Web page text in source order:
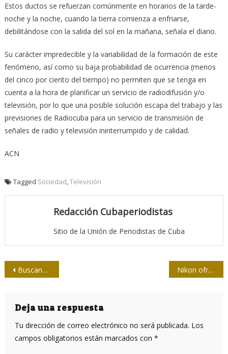
Estos ductos se refuerzan comúnmente en horarios de la tarde-
noche y la noche, cuando la tierra comienza a enfriarse,
debilitándose con la salida del sol en la mañana, señala el diario.
Su carácter impredecible y la variabilidad de la formación de este
fenómeno, así como su baja probabilidad de ocurrencia (menos
del cinco por ciento del tiempo) no permiten que se tenga en
cuenta a la hora de planificar un servicio de radiodifusión y/o
televisión, por lo que una posible solución escapa del trabajo y las
previsiones de Radiocuba para un servicio de transmisión de
señales de radio y televisión ininterrumpido y de calidad.
ACN
Tagged Sociedad Televisión
Redacción Cubaperiodistas
Sitio de la Unión de Periodistas de Cuba
Navegación
entradas
Buscando al animal X: ¿los perros salvajes? Nikon ofrece clases gratis de fotografía online, este mes por la pandemia
Deja una respuesta
Tu dirección de correo electrónico no será publicada. Los
campos obligatorios están marcados con *